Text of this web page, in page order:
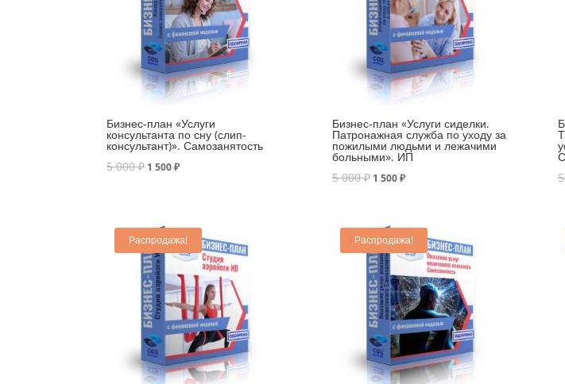
Бизнес-план «Услуги
консультанта по сну (слип-
консультант)». Самозанятость
5 000₽ 1 500₽
Бизнес-план «Услуги сиделки.
Патронажная служба по уходу за
пожилыми людьми и лежачими
больными». ИП
5 000₽ 1 500₽
Распродажа! Распродажа!